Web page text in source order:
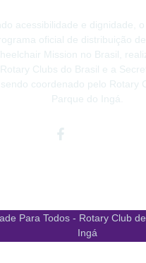
acessibilidade e dignidade,
oficial de distribuição
Mission no Brasil,
Clubs do Brasil e a
sendo coordenado pelo Rotary
Parque do Ingá.
Facebook-
Para Todos - Rotary Club
Ingá